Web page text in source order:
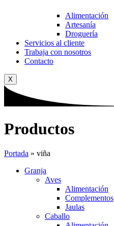
Alimentación
Artesanía
Droguería
Servicios al cliente
Trabaja con nosotros
Contacto
X
Productos
Portada » viña
Granja
Aves
Alimentación
Complementos
Jaulas
Caballo